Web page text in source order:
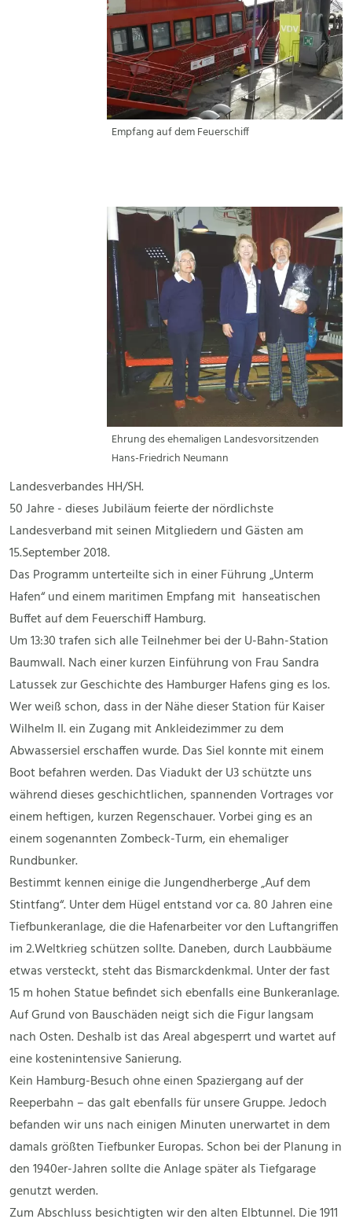
Empfang auf dem Feuerschiff
Ehrung des ehemaligen Landesvorsitzenden
Hans-Friedrich Neumann
Landesverbandes HH/SH.
50 Jahre - dieses Jubiläum feierte der nördlichste
Landesverband mit seinen Mitgliedern und Gästen am
15.September 2018.
Das Programm unterteilte sich in einer Führung „Unterm
Hafen“ und einem maritimen Empfang mit hanseatischen
Buffet auf dem Feuerschiff Hamburg.
Um 13:30 trafen sich alle Teilnehmer bei der U-Bahn-Station
Baumwall. Nach einer kurzen Einführung von Frau Sandra
Latussek zur Geschichte des Hamburger Hafens ging es los.
Wer weiß schon, dass in der Nähe dieser Station für Kaiser
Wilhelm II. ein Zugang mit Ankleidezimmer zu dem
Abwassersiel erschaffen wurde. Das Siel konnte mit einem
Boot befahren werden. Das Viadukt der U3 schützte uns
während dieses geschichtlichen, spannenden Vortrages vor
einem heftigen, kurzen Regenschauer. Vorbei ging es an
einem sogenannten Zombeck-Turm, ein ehemaliger
Rundbunker.
Bestimmt kennen einige die Jungendherberge „Auf dem
Stintfang“. Unter dem Hügel entstand vor ca. 80 Jahren eine
Tiefbunkeranlage, die die Hafenarbeiter vor den Luftangriffen
im 2.Weltkrieg schützen sollte. Daneben, durch Laubbäume
etwas versteckt, steht das Bismarckdenkmal. Unter der fast
15 m hohen Statue befindet sich ebenfalls eine Bunkeranlage.
Auf Grund von Bauschäden neigt sich die Figur langsam
nach Osten. Deshalb ist das Areal abgesperrt und wartet auf
eine kostenintensive Sanierung.
Kein Hamburg-Besuch ohne einen Spaziergang auf der
Reeperbahn – das galt ebenfalls für unsere Gruppe. Jedoch
befanden wir uns nach einigen Minuten unerwartet in dem
damals größten Tiefbunker Europas. Schon bei der Planung in
den 1940er-Jahren sollte die Anlage später als Tiefgarage
genutzt werden.
Zum Abschluss besichtigten wir den alten Elbtunnel. Die 1911